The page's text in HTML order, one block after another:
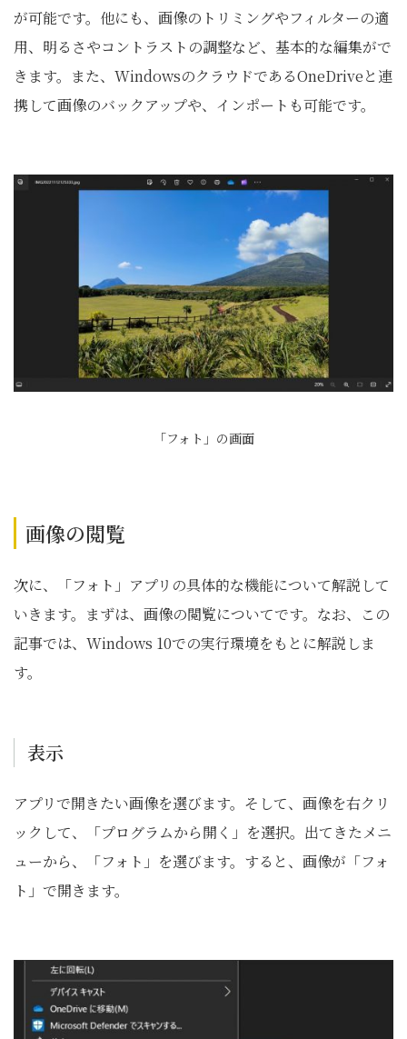
が可能です。他にも、画像のトリミングやフィルターの適
用、明るさやコントラストの調整など、基本的な編集がで
きます。また、WindowsのクラウドであるOneDriveと連
携して画像のバックアップや、インポートも可能です。
「フォト」の画面
画像の閲覧
次に、「フォト」アプリの具体的な機能について解説して
いきます。まずは、画像の閲覧についてです。なお、この
記事では、Windows 10での実行環境をもとに解説しま
す。
表示
アプリで開きたい画像を選びます。そして、画像を右クリ
ックして、「プログラムから開く」を選択。出てきたメニ
ューから、「フォト」を選びます。すると、画像が「フォ
ト」で開きます。